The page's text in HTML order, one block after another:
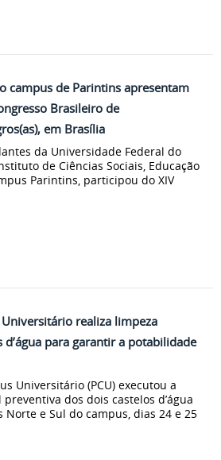
campus de Parintins apresentam
Brasileiro de
em Brasília
da Universidade Federal do
de Ciências Sociais, Educação
Parintins, participou do XIV
realiza limpeza
para garantir a potabilidade
Universitário (PCU) executou a
dos dois castelos d’água
Norte e Sul do campus, dias 24 e 25